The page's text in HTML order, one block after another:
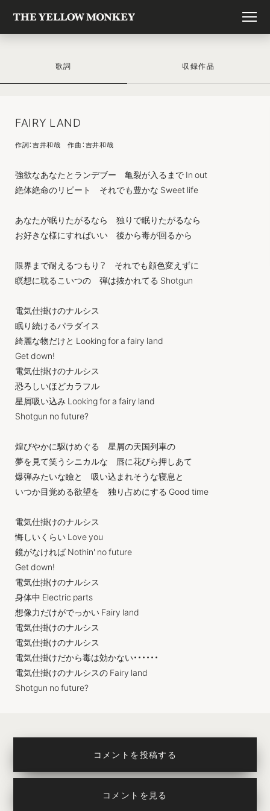
歌詞 収録作品
FAIRY LAND
作詞：吉井和哉 作曲：吉井和哉
強欲なあなたとランデブー 亀裂が入るまで In out
絶体絶命のリピート それでも豊かな Sweet life
あなたが眠りたがるなら 独りで眠りたがるなら
お好きな様にすればいい 後から毒が回るから
限界まで耐えるつもり？ それでも顔色変えずに
瞑想に耽るこいつの 弾は抜かれてる Shotgun
電気仕掛けのナルシス
眠り続けるパラダイス
綺麗な物だけと Looking for a fairy land
Get down!
電気仕掛けのナルシス
恐ろしいほどカラフル
星屑吸い込み Looking for a fairy land
Shotgun no future?
煌びやかに駆けめぐる 星屑の天国列車の
夢を見て笑うシニカルな 唇に花びら押しあて
爆弾みたいな瞼と 吸い込まれそうな寝息と
いつか目覚める欲望を 独り占めにする Good time
電気仕掛けのナルシス
悔しいくらい Love you
鏡がなければ Nothin' no future
Get down!
電気仕掛けのナルシス
身体中 Electric parts
想像力だけがでっかい Fairy land
電気仕掛けのナルシス
電気仕掛けのナルシス
電気仕掛けだから毒は効かない・・・・・・
電気仕掛けのナルシスの Fairy land
Shotgun no future?
コメントを投稿する
コメントを見る